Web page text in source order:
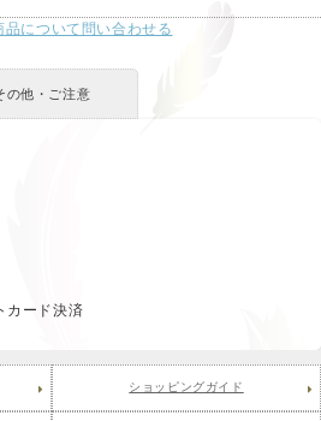
品について問い合わせる
の他・ご注意
カード決済
ショッピングガイド